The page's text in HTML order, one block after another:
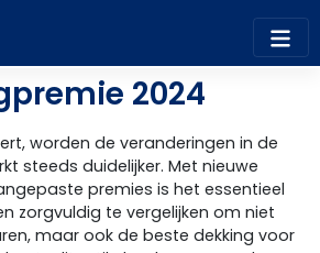
2024
worden de veranderingen in de
steeds duidelijker. Met nieuwe
premies is het essentieel
zorgvuldig te vergelijken om niet
maar ook de beste dekking voor